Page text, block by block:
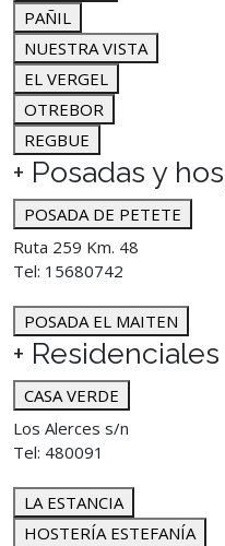
PAÑIL
NUESTRA VISTA
EL VERGEL
OTREBOR
REGBUE
+ Posadas y
POSADA DE PETETE
Ruta 259 Km. 48
Tel: 15680742
POSADA EL MAITEN
+
CASA VERDE
Los Alerces s/n
Tel: 480091
LA ESTANCIA
HOSTERÍA ESTEFANÍA